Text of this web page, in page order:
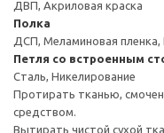
ДВП, Акриловая краска
Полка
ДСП, Меламиновая пленка,
Петля со встроенным
Сталь, Никелирование
Протирать тканью,
средством.
Вытирать чистой сухой